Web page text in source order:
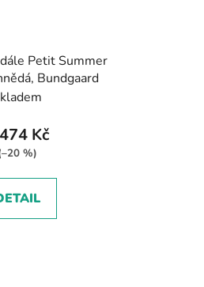
Petit Summer
Bundgaard
Kč
%)